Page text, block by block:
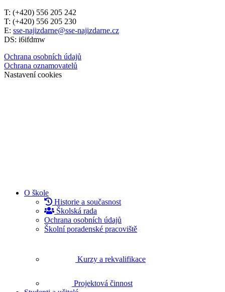
T: (+420) 556 205 242
T: (+420) 556 205 230
E: sse-najizdarne@sse-najizdarne.cz
DS: i6ifdmw
Ochrana osobních údajů
Ochrana oznamovatelů
Nastavení cookies
O škole
Historie a současnost
Školská rada
Ochrana osobních údajů
Školní poradenské pracoviště
Kurzy a rekvalifikace
Projektová činnost